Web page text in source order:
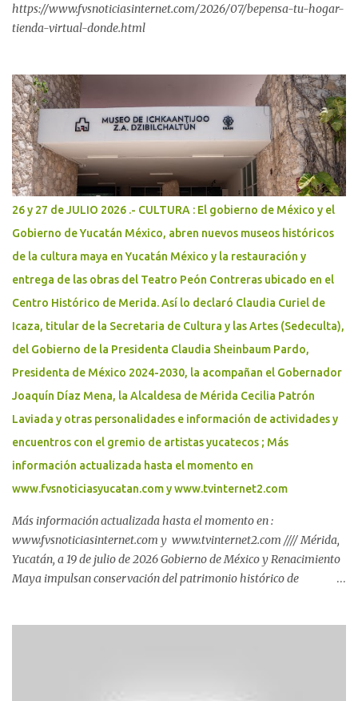
https://www.fvsnoticiasinternet.com/2026/07/bepensa-tu-hogar-
tienda-virtual-donde.html
26 y 27 de JULIO 2026 .- CULTURA : El gobierno de México y el
Gobierno de Yucatán México, abren nuevos museos históricos
de la cultura maya en Yucatán México y la restauración y
entrega de las obras del Teatro Peón Contreras ubicado en el
Centro Histórico de Merida. Así lo declaró Claudia Curiel de
Icaza, titular de la Secretaria de Cultura y las Artes (Sedeculta),
del Gobierno de la Presidenta Claudia Sheinbaum Pardo,
Presidenta de México 2024-2030, la acompañan el Gobernador
Joaquín Díaz Mena, la Alcaldesa de Mérida Cecilia Patrón
Laviada y otras personalidades e información de actividades y
encuentros con el gremio de artistas yucatecos ; Más
información actualizada hasta el momento en
www.fvsnoticiasyucatan.com y www.tvinternet2.com
Más información actualizada hasta el momento en :
www.fvsnoticiasinternet.com y www.tvinternet2.com //// Mérida,
Yucatán, a 19 de julio de 2026 Gobierno de México y Renacimiento
Maya impulsan conservación del patrimonio histórico de